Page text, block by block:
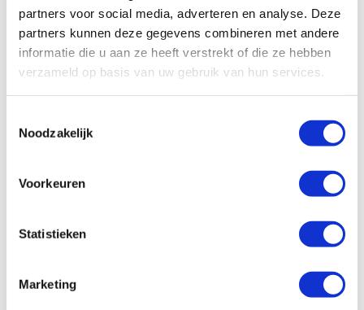
partners voor social media, adverteren en analyse. Deze
partners kunnen deze gegevens combineren met andere
informatie die u aan ze heeft verstrekt of die ze hebben
verzameld op basis van uw gebruik van hun services.
Noodzakelijk
Voorkeuren
Statistieken
Marketing
In winkelwagen
a
Hoe kan ik bij Ambi Smeersystemen
a
Kan ik advies krijgen over welk